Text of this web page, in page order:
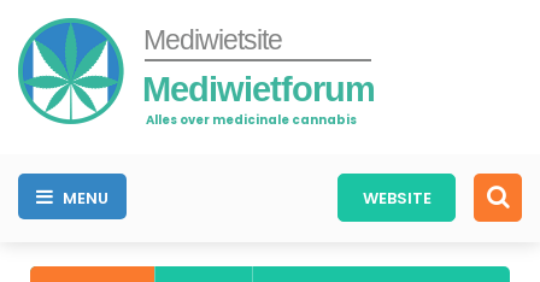
Mediwietsite
Mediwietforum
Alles over medicinale cannabis
MENU WEBSITE